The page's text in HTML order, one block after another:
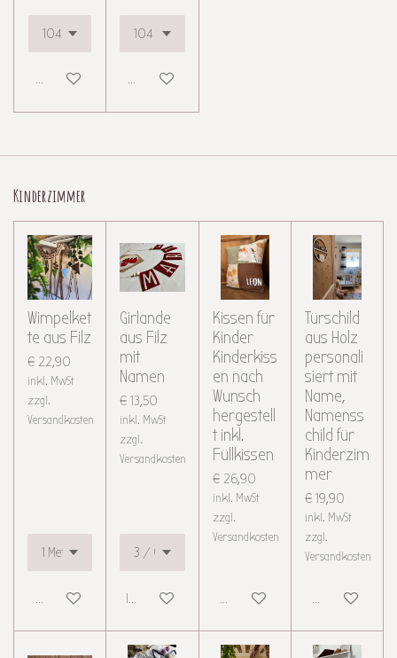
Details anzeigen Details anzeigen
Kinderzimmer
Wimpelket
te aus Filz
€ 22,90
inkl. MwSt
zzgl.
Versandkosten
Details anzeigen
Girlande
aus Filz
mit
Namen
€ 13,50
inkl. MwSt
zzgl.
Versandkosten
In den Warenkorb
Kissen für
Kinder
Kinderkiss
en nach
Wunsch
hergestell
t inkl.
Füllkissen
€ 26,90
inkl. MwSt
zzgl.
Versandkosten
Details anzeigen
Türschild
aus Holz
personali
siert mit
Name,
Namenss
child für
Kinderzim
mer
€ 19,90
inkl. MwSt
zzgl.
Versandkosten
Details anzeigen